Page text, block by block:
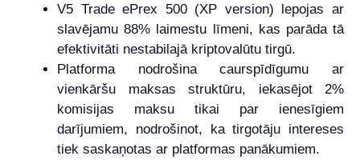
V5 Trade ePrex 500 (XP version) lepojas ar
slavējamu 88% laimestu līmeni, kas parāda tā
efektivitāti nestabilajā kriptovalūtu tirgū.
Platforma nodrošina caurspīdīgumu ar
vienkāršu maksas struktūru, iekasējot 2%
komisijas maksu tikai par ienesīgiem
darījumiem, nodrošinot, ka tirgotāju intereses
tiek saskaņotas ar platformas panākumiem.